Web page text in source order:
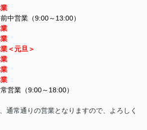
中営業（9:00～13:00）
＜元旦＞
営業（9:00～18:00）
通常通りの営業となりますので、よろしく